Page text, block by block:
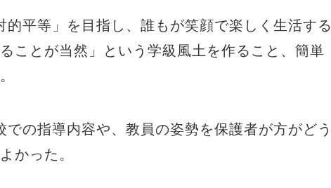
平等」を目指し、誰もが笑顔で楽しく生活する
ことが当然」という学級風土を作ること、簡単
の指導内容や、教員の姿勢を保護者が方がどう
かった。